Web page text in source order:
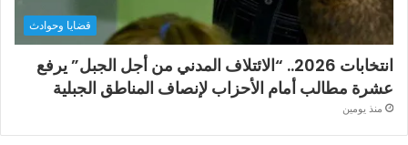
قضايا وحوادث
انتخابات 2026.. “الائتلاف المدني من أجل الجبل” يرفع
عشرة مطالب أمام الأحزاب لإنصاف المناطق الجبلية
منذ يومين